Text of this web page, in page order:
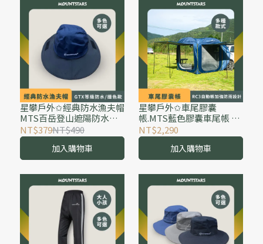
星攀戶外✩經典防水漁夫帽
MTS百岳登山遮陽防水透
氣帽.GTX等級透氣防水/撞
色款.登山保暖防水帽
NT$379NT$490
加入購物車
星攀戶外✩車尾膠囊
帳.MTS藍色膠囊車尾帳 新
式車尾帳篷#RC3自動帳加
強防雨設計(可升級鋁頂桿)
露營自動車尾延伸帳
NT$2,290
加入購物車